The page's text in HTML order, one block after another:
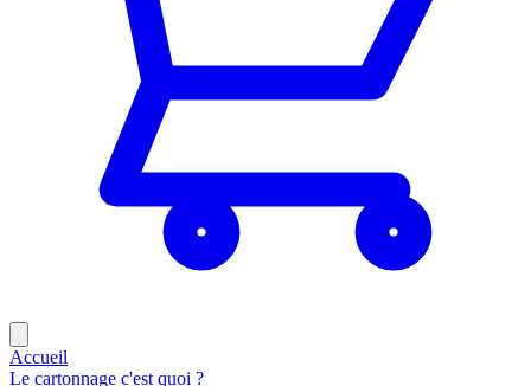
Accueil
Le cartonnage c'est quoi ?